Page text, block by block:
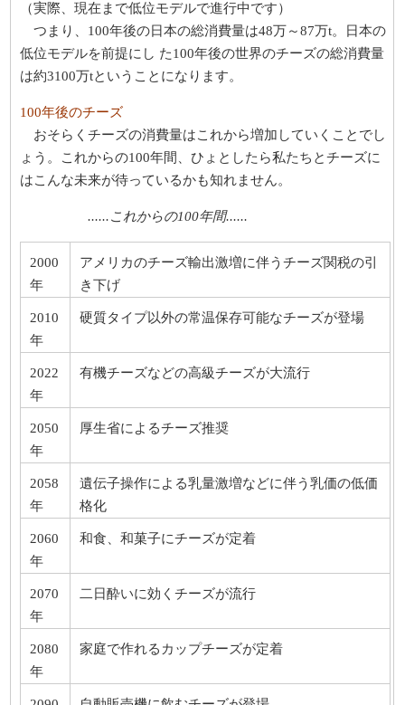
（実際、現在まで低位モデルで進行中です）
つまり、100年後の日本の総消費量は48万～87万t。日本の
低位モデルを前提にし た100年後の世界のチーズの総消費量
は約3100万tということになります。
100年後のチーズ
おそらくチーズの消費量はこれから増加していくことでし
ょう。これからの100年間、ひょとしたら私たちとチーズに
はこんな未来が待っているかも知れません。
......これからの100年間......
2000
年
アメリカのチーズ輸出激増に伴うチーズ関税の引
き下げ
2010
年
硬質タイプ以外の常温保存可能なチーズが登場
2022
年
有機チーズなどの高級チーズが大流行
2050
年
厚生省によるチーズ推奨
2058
年
遺伝子操作による乳量激増などに伴う乳価の低価
格化
2060
年
和食、和菓子にチーズが定着
2070
年
二日酔いに効くチーズが流行
2080
年
家庭で作れるカップチーズが定着